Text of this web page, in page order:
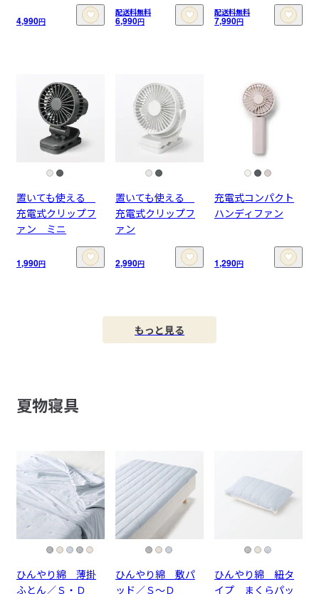
4,990円
配送料無料
6,990円
配送料無料
7,990円
置いても使える
充電式クリップフ
ァン ミニ
1,990円
置いても使える
充電式クリップフ
ァン
2,990円
充電式コンパクト
ハンディファン
1,290円
もっと見る
夏物寝具
ひんやり綿 薄掛
ふとん／Ｓ・Ｄ
ひんやり綿 敷パ
ッド／Ｓ～Ｄ
ひんやり綿 紐タ
イプ まくらパッ